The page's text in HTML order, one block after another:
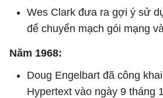
Wes Clark đưa ra gợi ý sử
để chuyển mạch gói mạng
Năm 1968:
Doug Engelbart đã công
Hypertext vào ngày 9 tháng